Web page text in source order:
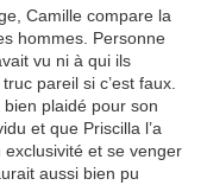
Camille compare la
hommes. Personne
vu ni à qui ils
pareil si c’est faux.
bien plaidé pour son
et que Priscilla l’a
et se venger
aussi bien pu